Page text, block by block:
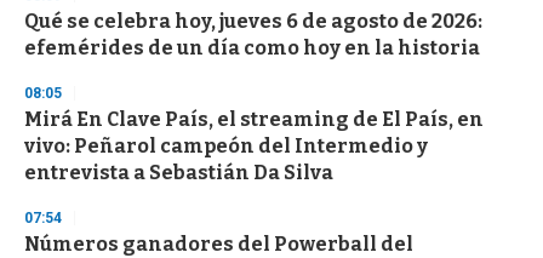
Qué se celebra hoy, jueves 6 de agosto de 2026:
efemérides de un día como hoy en la historia
08:05
Mirá En Clave País, el streaming de El País, en
vivo: Peñarol campeón del Intermedio y
entrevista a Sebastián Da Silva
07:54
Números ganadores del Powerball del